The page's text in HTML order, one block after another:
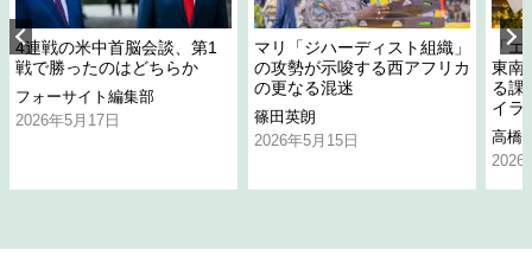
4連戦の米中首脳会談、第1
戦で勝ったのはどちらか
フォーサイト編集部
2026年5月17日
マリ「ジハーディスト組織」
の攻勢が示唆する西アフリカ
の更なる混迷
篠田英朗
2026年5月15日
「
東南
る課
イラ
高橋
2026